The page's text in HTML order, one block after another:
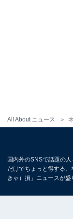
All About ニュース
国内外のSNSで話題の
だけでちょっと得する
きゃ）損」ニュースが盛